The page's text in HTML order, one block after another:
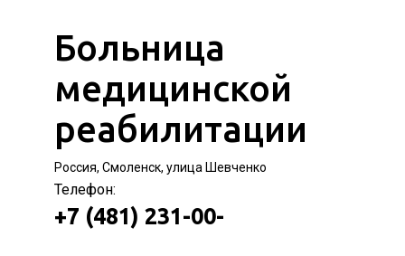
Больница
медицинской
реабилитации
Россия, Смоленск, улица Шевченко
Телефон:
+7 (481) 231-00-